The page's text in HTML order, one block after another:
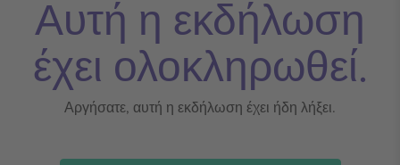
Αυτή η εκδήλωση
έχει ολοκληρωθεί.
Αργήσατε, αυτή η εκδήλωση έχει ήδη λήξει.